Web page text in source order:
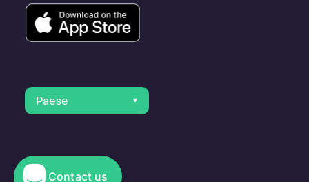
Paese
© 2023 Electromaps
Contact us